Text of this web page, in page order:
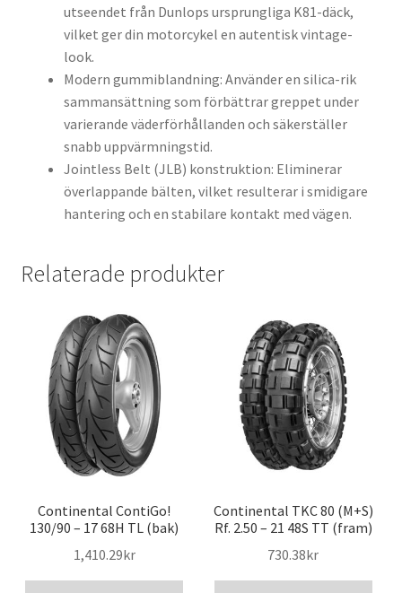
utseendet från Dunlops ursprungliga K81-däck,
vilket ger din motorcykel en autentisk vintage-
look.
Modern gummiblandning: Använder en silica-rik
sammansättning som förbättrar greppet under
varierande väderförhållanden och säkerställer
snabb uppvärmningstid.
Jointless Belt (JLB) konstruktion: Eliminerar
överlappande bälten, vilket resulterar i smidigare
hantering och en stabilare kontakt med vägen.
Relaterade produkter
Continental ContiGo!
130/90 – 17 68H TL (bak)
1,410.29kr
Continental TKC 80 (M+S)
Rf. 2.50 – 21 48S TT (fram)
730.38kr